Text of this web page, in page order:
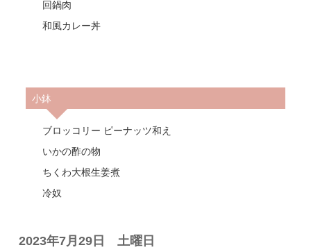
回鍋肉
和風カレー丼
小鉢
ブロッコリー ピーナッツ和え
いかの酢の物
ちくわ大根生姜煮
冷奴
2023年7月29日 土曜日